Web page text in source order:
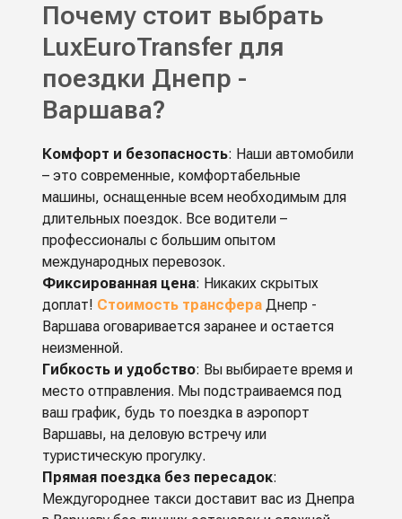
Почему стоит выбрать
LuxEuroTransfer для
поездки Днепр -
Варшава?
Комфорт и безопасность: Наши автомобили
– это современные, комфортабельные
машины, оснащенные всем необходимым для
длительных поездок. Все водители –
профессионалы с большим опытом
международных перевозок.
Фиксированная цена: Никаких скрытых
доплат! Стоимость трансфераДнепр -
Варшава оговаривается заранее и остается
неизменной.
Гибкость и удобство: Вы выбираете время и
место отправления. Мы подстраиваемся под
ваш график, будь то поездка в аэропорт
Варшавы, на деловую встречу или
туристическую прогулку.
Прямая поездка без пересадок:
Междугороднее такси доставит вас из Днепра